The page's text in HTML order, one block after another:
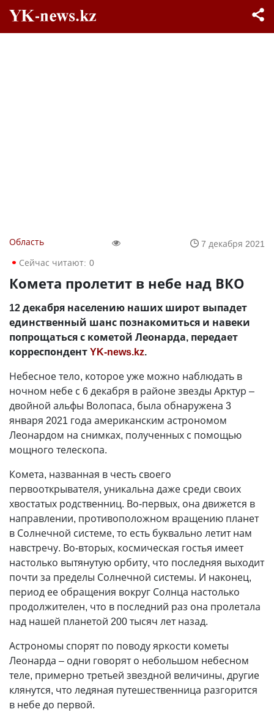
Область
7 декабря 2021
Сейчас читают: 0
Комета пролетит в небе над ВКО
12 декабря населению наших широт выпадет
единственный шанс познакомиться и навеки
попрощаться с кометой Леонарда, передает
корреспондентYK-news.kz.
Небесное тело, которое уже можно наблюдать в
ночном небе с 6 декабря в районе звезды Арктур –
двойной альфы Волопаса, была обнаружена 3
января 2021 года американским астрономом
Леонардом на снимках, полученных с помощью
мощного телескопа.
Комета, названная в честь своего
первооткрывателя, уникальна даже среди своих
хвостатых родственниц. Во-первых, она движется в
направлении, противоположном вращению планет
в Солнечной системе, то есть буквально летит нам
навстречу. Во-вторых, космическая гостья имеет
настолько вытянутую орбиту, что последняя выходит
почти за пределы Солнечной системы. И наконец,
период ее обращения вокруг Солнца настолько
продолжителен, что в последний раз она пролетала
над нашей планетой 200 тысяч лет назад.
Астрономы спорят по поводу яркости кометы
Леонарда – одни говорят о небольшом небесном
теле, примерно третьей звездной величины, другие
клянутся, что ледяная путешественница разгорится
в небе до первой.